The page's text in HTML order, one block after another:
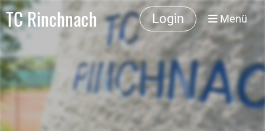
TC Rinchnach Login Menü